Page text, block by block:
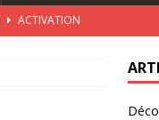
ACTIVATION